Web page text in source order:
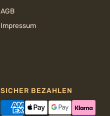
AGB
Impressum
SICHER BEZAHLEN